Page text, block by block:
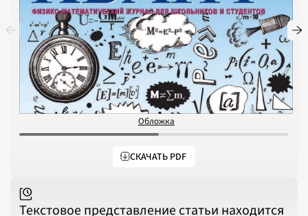
1989
1990
1991
1992
1993
1994
1995
1996
1997
1998
1999
2000
2001
2002
2003
2004
2006
2007
2012
Обложка
СКАЧАТЬ PDF
Текстовое представление статьи находится